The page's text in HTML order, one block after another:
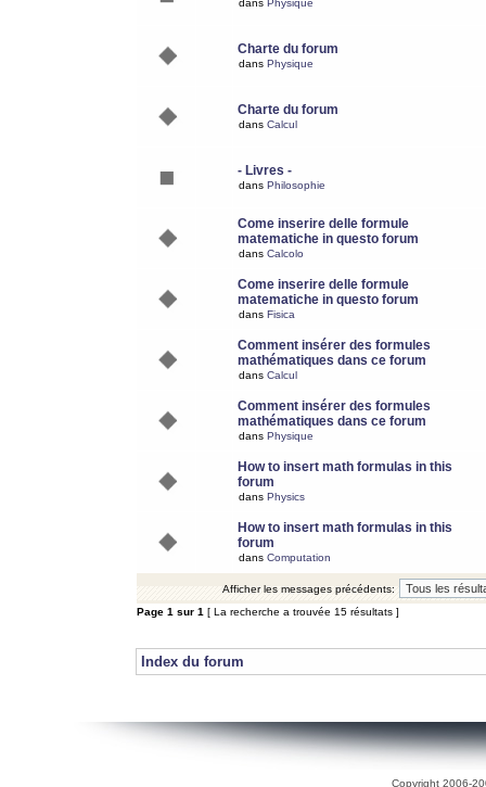
dans Physique
Charte du forum
dans Physique
Charte du forum
dans Calcul
- Livres -
dans Philosophie
Come inserire delle formule
matematiche in questo forum
dans Calcolo
Come inserire delle formule
matematiche in questo forum
dans Fisica
Comment insérer des formules
mathématiques dans ce forum
dans Calcul
Comment insérer des formules
mathématiques dans ce forum
dans Physique
How to insert math formulas in this
forum
dans Physics
How to insert math formulas in this
forum
dans Computation
Afficher les messages précédents:
Page 1 sur 1 [ La recherche a trouvée 15 résultats ]
Index du forum
Copyright 2006-